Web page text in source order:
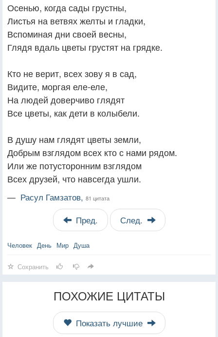
Осенью, когда сады грустны,
Листья на ветвях желты и гладки,
Вспоминая дни своей весны,
Глядя вдаль цветы грустят на грядке.
Кто не верит, всех зову я в сад,
Видите, моргая еле-еле,
На людей доверчиво глядят
Все цветы, как дети в колыбели.
В душу нам глядят цветы земли,
Добрым взглядом всех кто с нами рядом.
Или же потусторонним взглядом
Всех друзей, что навсегда ушли.
— Расул Гамзатов, 81 цитата
Пред. След.
Человек День Мир Душа
Сохранить
ПОХОЖИЕ ЦИТАТЫ
Показать лучшие